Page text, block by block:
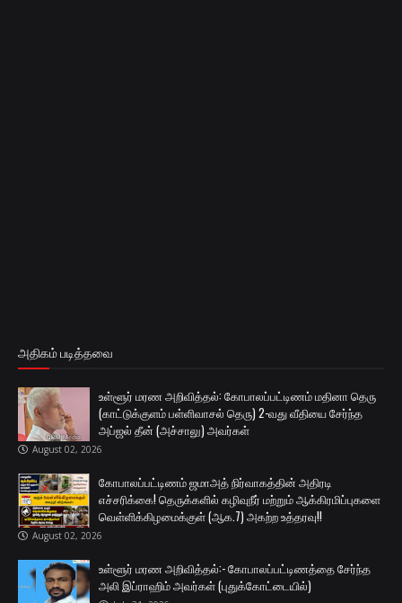
அதிகம் படித்தவை
உள்ளூர் மரண அறிவித்தல்: கோபாலப்பட்டிணம் மதினா தெரு
(காட்டுக்குளம் பள்ளிவாசல் தெரு) 2-வது வீதியை சேர்ந்த
அப்ஜல் தீன் (அச்சாலு) அவர்கள்
August 02, 2026
கோபாலப்பட்டிணம் ஜமாஅத் நிர்வாகத்தின் அதிரடி
எச்சரிக்கை! தெருக்களில் கழிவுநீர் மற்றும் ஆக்கிரமிப்புகளை
வெள்ளிக்கிழமைக்குள் (ஆக.7) அகற்ற உத்தரவு!!
August 02, 2026
உள்ளூர் மரண அறிவித்தல்:- கோபாலப்பட்டிணத்தை சேர்ந்த
அலி இப்ராஹிம் அவர்கள் (புதுக்கோட்டையில்)